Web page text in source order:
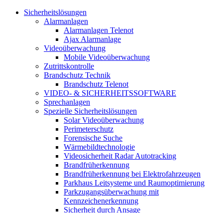
Sicherheitslösungen
Alarmanlagen
Alarmanlagen Telenot
Ajax Alarmanlage
Videoüberwachung
Mobile Videoüberwachung
Zutrittskontrolle
Brandschutz Technik
Brandschutz Telenot
VIDEO- & SICHERHEITSSOFTWARE
Sprechanlagen
Spezielle Sicherheitslösungen
Solar Videoüberwachung
Perimeterschutz
Forensische Suche
Wärmebildtechnologie
Videosicherheit Radar Autotracking​
Brandfrüherkennung
Brandfrüherkennung bei Elektrofahrzeugen
Parkhaus Leitsysteme und Raumoptimierung
Parkzugangsüberwachung mit
Kennzeichenerkennung
Sicherheit durch Ansage